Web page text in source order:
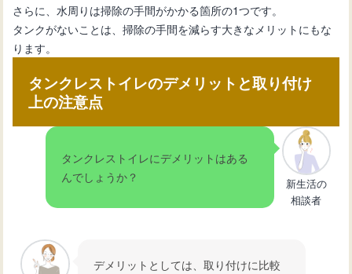
さらに、水周りは掃除の手間がかかる箇所の1つです。
タンクがないことは、掃除の手間を減らす大きなメリットにもな
ります。
タンクレストイレのデメリットと取り付け
上の注意点
タンクレストイレにデメリットはある
んでしょうか？
新生活の
相談者
デメリットとしては、取り付けに比較